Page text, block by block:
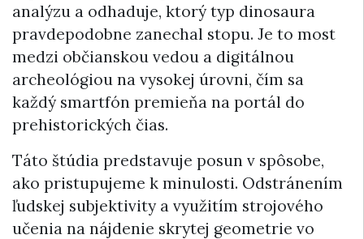
analýzu a odhaduje, ktorý typ dinosaura
pravdepodobne zanechal stopu. Je to most
medzi občianskou vedou a digitálnou
archeológiou na vysokej úrovni, čím sa
každý smartfón premieňa na portál do
prehistorických čias.
Táto štúdia predstavuje posun v spôsobe,
ako pristupujeme k minulosti. Odstránením
ľudskej subjektivity a využitím strojového
učenia na nájdenie skrytej geometrie vo